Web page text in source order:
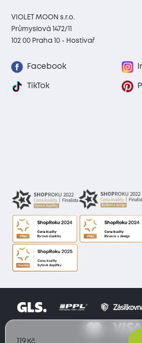
119 Kč
VIOLET MOON s.r.o.
Průmyslová 1472/11
102 00 Praha 10 - Hostivař
Facebook
TikTok